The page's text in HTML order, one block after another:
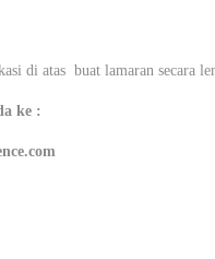
di atas buat lamaran secara
ke :